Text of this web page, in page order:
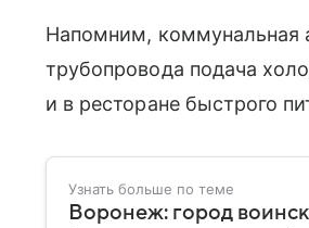
Напомним, коммунальная
трубопровода подача
и в ресторане быстрого
Узнать больше по теме
Воронеж: город